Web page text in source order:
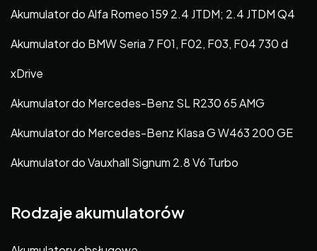
Akumulator do Alfa Romeo 159 2.4 JTDM; 2.4 JTDM Q4
Akumulator do BMW Seria 7 F01, F02, F03, F04 730 d
xDrive
Akumulator do Mercedes-Benz SL R230 65 AMG
Akumulator do Mercedes-Benz Klasa G W463 200 GE
Akumulator do Vauxhall Signum 2.8 V6 Turbo
Rodzaje akumulatorów